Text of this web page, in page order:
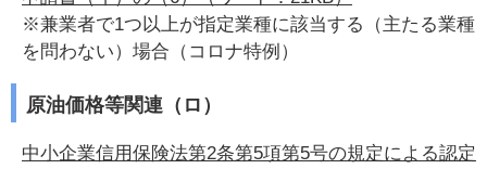
※兼業者で1つ以上が指定業種に該当する（主たる業種
を問わない）場合（コロナ特例）
原油価格等関連（ロ）
中小企業信用保険法第2条第5項第5号の規定による認定